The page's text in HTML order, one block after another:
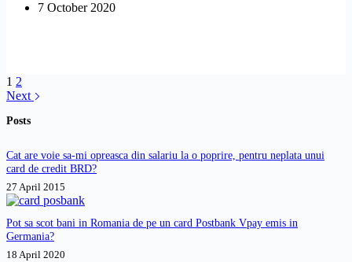
credit
7 October 2020
1 2
Next
Posts
Cat are voie sa-mi opreasca din salariu la o poprire, pentru neplata unui
card de credit BRD?
27 April 2015
Pot sa scot bani in Romania de pe un card Postbank Vpay emis in
Germania?
18 April 2020